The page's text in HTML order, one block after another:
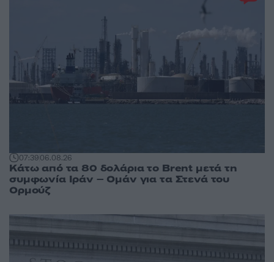
07:3906.08.26
Κάτω από τα 80 δολάρια το Brent μετά τη
συμφωνία Ιράν – Ομάν για τα Στενά του
Ορμούζ